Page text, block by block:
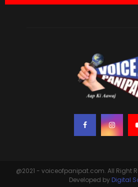
@2021 - voiceofpanipat.com. All Right
Developed by Digital